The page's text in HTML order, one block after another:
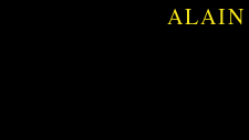
ALAIN